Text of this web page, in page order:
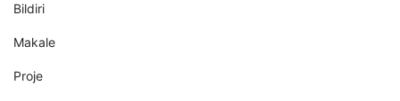
Bildiri
Makale
Proje